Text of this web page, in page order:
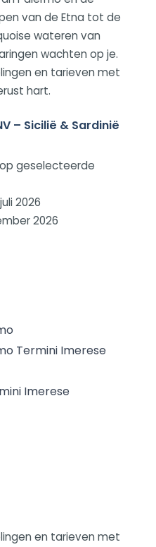
van de Etna tot de
wateren van
wachten op je.
en tarieven met
hart.
– Sicilië & Sardinië
geselecteerde
2026
2026
Termini Imerese
Imerese
en tarieven met